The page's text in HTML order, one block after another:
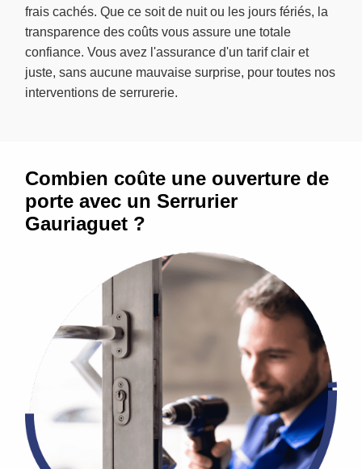
frais cachés. Que ce soit de nuit ou les jours fériés, la
transparence des coûts vous assure une totale
confiance. Vous avez l'assurance d'un tarif clair et
juste, sans aucune mauvaise surprise, pour toutes nos
interventions de serrurerie.
Combien coûte une ouverture de
porte avec un Serrurier
Gauriaguet ?